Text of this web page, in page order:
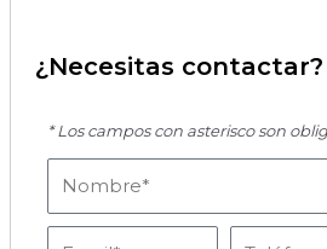
¿Necesitas contactar?
* Los campos con asterisco son